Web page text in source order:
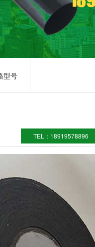
01
型号
TEL：18919578896